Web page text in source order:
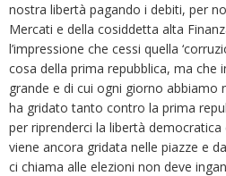
nostra libertà pagando i debiti, per
Mercati e della cosiddetta alta
l’impressione che cessi quella
cosa della prima repubblica, ma che
grande e di cui ogni giorno abbiamo
ha gridato tanto contro la prima
per riprenderci la libertà democratica
viene ancora gridata nelle piazze e
ci chiama alle elezioni non deve